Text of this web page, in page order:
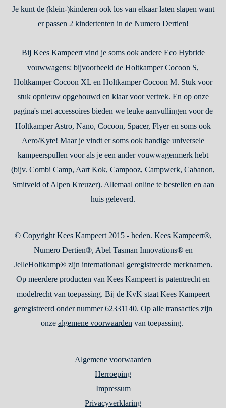
Je kunt de (klein-)kinderen ook los van elkaar laten slapen want
er passen 2 kindertenten in de Numero Dertien!
Bij Kees Kampeert vind je soms ook andere Eco Hybride
vouwwagens: bijvoorbeeld de Holtkamper Cocoon S,
Holtkamper Cocoon XL en Holtkamper Cocoon M. Stuk voor
stuk opnieuw opgebouwd en klaar voor vertrek. En op onze
pagina's met accessoires bieden we leuke aanvullingen voor de
Holtkamper Astro, Nano, Cocoon, Spacer, Flyer en soms ook
Aero/Kyte! Maar je vindt er soms ook handige universele
kampeerspullen voor als je een ander vouwwagenmerk hebt
(bijv. Combi Camp, Aart Kok, Campooz, Campwerk, Cabanon,
Smitveld of Alpen Kreuzer). Allemaal online te bestellen en aan
huis geleverd.
© Copyright Kees Kampeert 2015 - heden. Kees Kampeert®,
Numero Dertien®, Abel Tasman Innovations® en
JelleHoltkamp® zijn internationaal geregistreerde merknamen.
Op meerdere producten van Kees Kampeert is patentrecht en
modelrecht van toepassing. Bij de KvK staat Kees Kampeert
geregistreerd onder nummer 62331140. Op alle transacties zijn
onze algemene voorwaarden van toepassing.
Algemene voorwaarden
Herroeping
Impressum
Privacyverklaring